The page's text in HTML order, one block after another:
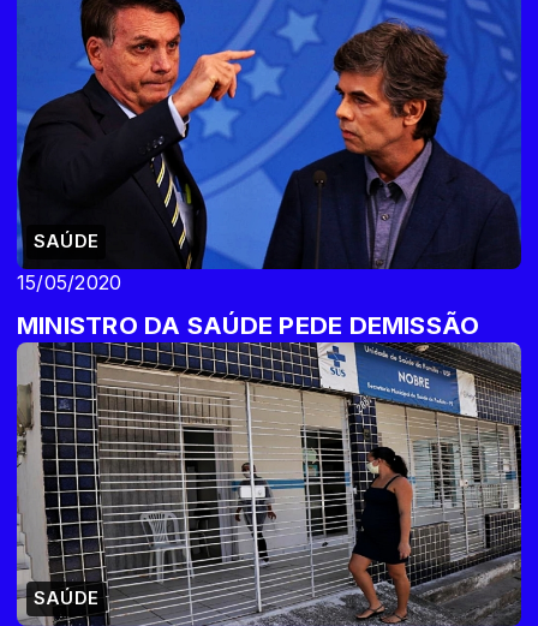
SAÚDE
15/05/2020
MINISTRO DA SAÚDE PEDE DEMISSÃO
SAÚDE